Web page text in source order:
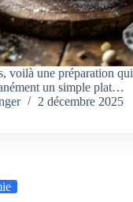
voilà une préparation qui
un simple plat…
2 décembre 2025